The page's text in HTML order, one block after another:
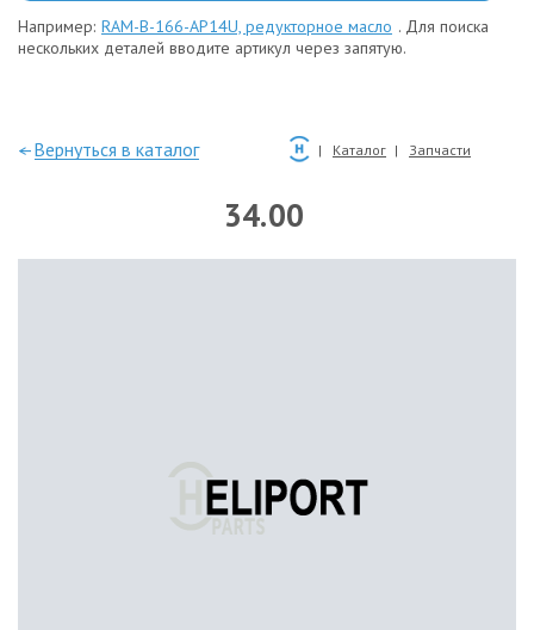
Например: RAM-B-166-AP14U, редукторное масло . Для поиска
нескольких деталей вводите артикул через запятую.
—Вернуться в каталог Каталог Запчасти
34.00